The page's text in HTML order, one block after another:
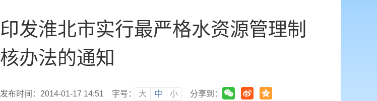
发淮北市实行最严格水资源管理制
办法的通知
发布时间：2014-01-17 14:51 字号： 大 中 小 分享到：